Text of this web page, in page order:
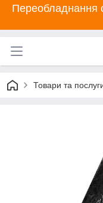
Переобладнання
Товари та